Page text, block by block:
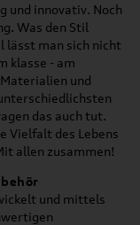
und innovativ. Noch
Was den Stil
lässt man sich nicht
klasse - am
und
das auch tut.
Vielfalt des Lebens
allen zusammen!
und mittels